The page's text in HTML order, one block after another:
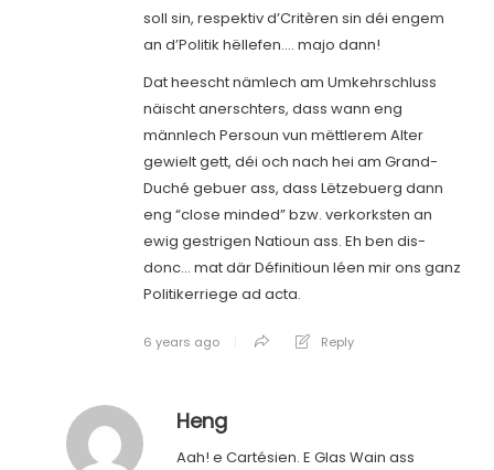
soll sin, respektiv d’Critèren sin déi engem
an d’Politik hëllefen…. majo dann!
Dat heescht nämlech am Umkehrschluss
näischt anerschters, dass wann eng
männlech Persoun vun mëttlerem Alter
gewielt gett, déi och nach hei am Grand-
Duché gebuer ass, dass Lëtzebuerg dann
eng “close minded” bzw. verkorksten an
ewig gestrigen Natioun ass. Eh ben dis-
donc… mat där Définitioun léen mir ons ganz
Politikerriege ad acta.
6 years ago Reply
Heng
Aah! e Cartésien. E Glas Wain ass